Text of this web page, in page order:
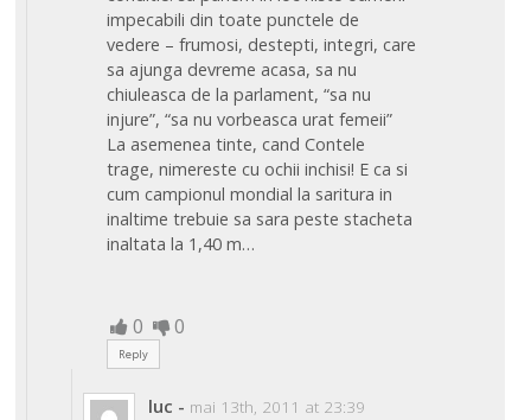
impecabili din toate punctele de
vedere – frumosi, destepti, integri, care
sa ajunga devreme acasa, sa nu
chiuleasca de la parlament, “sa nu
injure”, “sa nu vorbeasca urat femeii”
La asemenea tinte, cand Contele
trage, nimereste cu ochii inchisi! E ca si
cum campionul mondial la saritura in
inaltime trebuie sa sara peste stacheta
inaltata la 1,40 m…
0 0
Reply
luc - mai 13th, 2011 at 23:39